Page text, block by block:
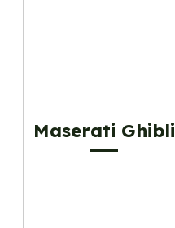
Maserati Ghibli